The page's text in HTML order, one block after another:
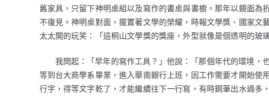
舊家具，只留下神明桌組以及寫作的書桌與書櫥。那年以鏡面為
不復見。神明桌對面，擺置著文學的榮耀，時報文學獎、國家文
太太開的玩笑：「這桐山文學獎的獎座，外型就像是個透明的玻
我問起：「早年的寫作工具？」他說：「那個年代的環境，
等到台大商學系畢業，進入華南銀行上班，因工作需要才開始使
行字，得等文字乾了，才能繼續往下一行寫，有時鋼筆出水過多